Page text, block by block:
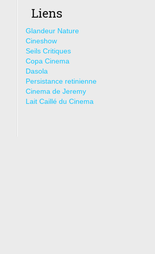
Liens
Glandeur Nature
Cineshow
Seils Critiques
Copa Cinema
Dasola
Persistance retinienne
Cinema de Jeremy
Lait Caillé du Cinema